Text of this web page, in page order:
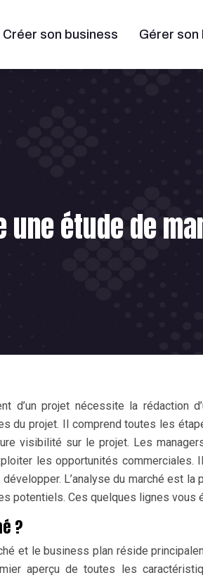
Créer son business Gérer son
une étude de
d’un projet nécessite la rédaction
du projet. Il comprend toutes les
visibilité sur le projet. Les
les opportunités commerciales.
L’analyse du marché est la
potentiels. Ces quelques lignes vous
?
et le business plan réside
aperçu de toutes les